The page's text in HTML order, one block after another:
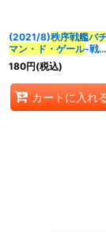
(2021/8)秩序戦艦バ
マン・ド・ゲール-戦艦
形態-(SD61収録)【C】
{BS43-085}《白》
180円(税込)
カートに入れ